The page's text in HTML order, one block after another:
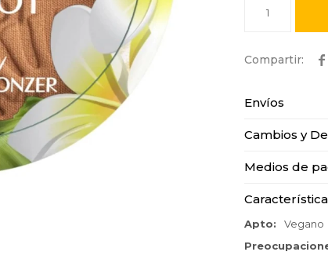
1

Envíos
Cambios y
Medios de
Apto
Vegano